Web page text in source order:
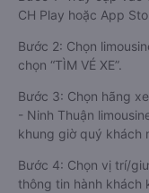
CH Play hoặc App
Bước 2: Chọn
chọn “TÌM VÉ XE”.
Bước 3: Chọn hãng
- Ninh Thuận
khung giờ quý khách
Bước 4: Chọn vị trí/
thông tin hành khách